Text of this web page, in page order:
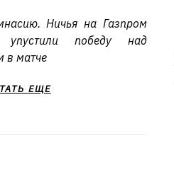
Ничья на Газпром
упустили победу над
в матче
ЕЩЕ